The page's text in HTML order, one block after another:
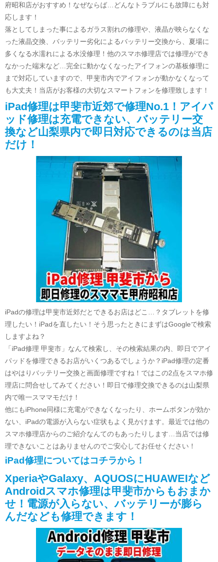
府昭和店がおすすめ！なぜならば…どんなトラブルにも故障にも対
応します！
落としてしまった事によるガラス割れの修理や、液晶が映らなくな
った液晶交換、バッテリー劣化によるバッテリー交換から、夏場に
多くなる水濡れによる水没修理！他のスマホ修理店では修理ができ
なかった端末など…完全に動かなくなったアイフォンの基板修理に
まで対応していますので、甲斐市内でアイフォンが動かなくなって
も大丈夫！当店がお客様の大切なスマートフォンを修理致します！
iPad修理は甲斐市近郊で修理No.1！アイパ
ッド修理は充電できない、バッテリー交
換など山梨県内で即日対応できるのは当店
だけ！
iPadの修理は甲斐市近郊だとできるお店はどこ…？タブレットを修
理したい！iPadを直したい！そう思ったときにまずはGoogleで検索
しますよね？
「iPad修理 甲斐市」なんて検索し、その検索結果の内、即日でアイ
パッドを修理できるお店がいくつあるでしょうか？iPad修理の定番
はやはりバッテリー交換と画面修理ですね！ではこの2点をスマホ修
理店に問合せしてみてください！即日で修理交換できるのは山梨県
内で唯一スママモだけ！
他にもiPhone同様に充電ができなくなったり、ホームボタンが効か
ない、iPadの電源が入らない症状もよく見かけます。最近では他の
スマホ修理店からのご紹介なんてのもあったりします…当店では修
理できないことはありませんのでご安心してお任せください！
iPad修理についてはコチラから！
XperiaやGalaxy、AQUOSにHUAWEIなど
Androidスマホ修理は甲斐市からもおまか
せ！電源が入らない、バッテリーが膨ら
んだなども修理できます！